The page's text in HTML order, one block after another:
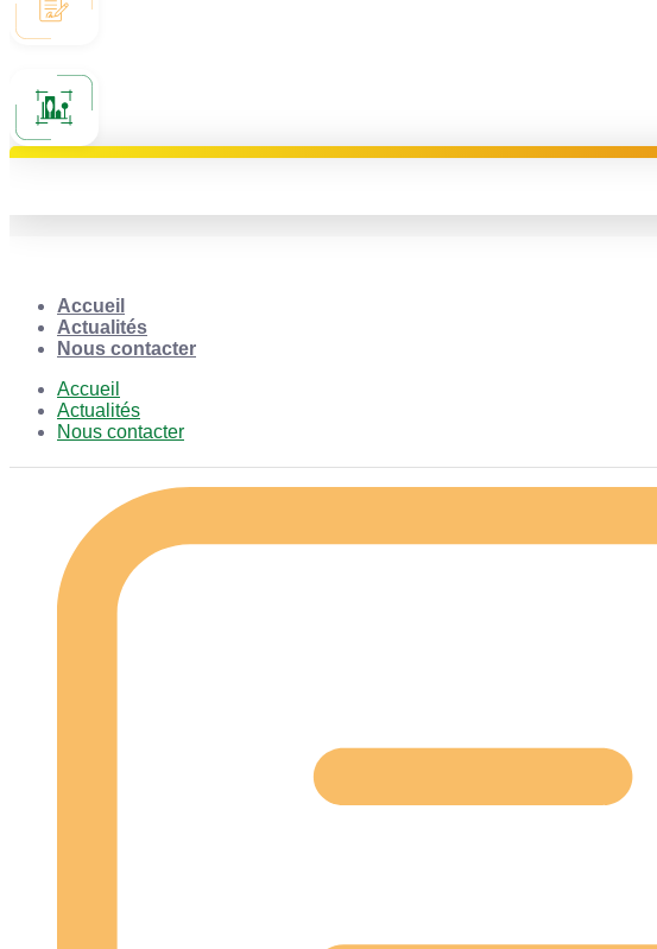
Accueil
Actualités
Nous contacter
Accueil
Actualités
Nous contacter